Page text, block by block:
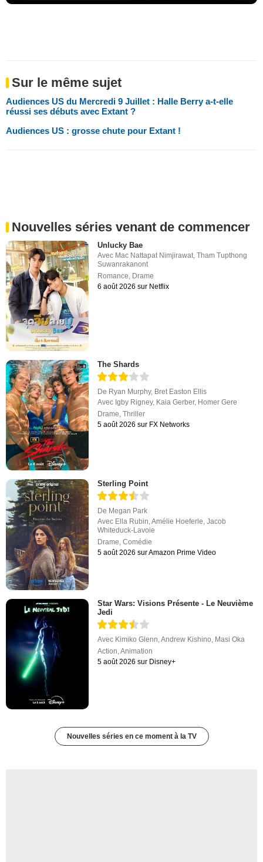
Sur le même sujet
Audiences US du Mercredi 9 Juillet : Halle Berry a-t-elle
réussi ses débuts avec Extant ?
Audiences US : grosse chute pour Extant !
Nouvelles séries venant de commencer
Unlucky Bae
Avec Mac Nattapat Nimjirawat ,Tham Tupthong
Suwanrakanont
Romance Drame
6 août 2026 sur Netflix
The Shards
De Ryan Murphy, Bret Easton Ellis
Avec Igby Rigney, Kaia Gerber, Homer Gere
Drame,Thriller
5 août 2026 sur FX Networks
Sterling Point
De Megan Park
Avec Ella Rubin,Amélie Hoeferle,Jacob
Whiteduck-Lavoie
Drame,Comédie
5 août 2026 sur Amazon Prime Video
Star Wars: Visions Présente - Le Neuvième
Jedi
Avec Kimiko Glenn ,Andrew Kishino Masi Oka
Action ,Animation
5 août 2026 sur Disney+
Nouvelles séries en ce moment à la TV